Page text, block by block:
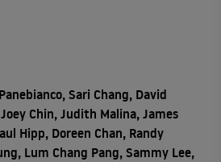
Sari Chang, David
Chin, Judith Malina, James
Hipp, Doreen Chan, Randy
Lum Chang Pang, Sammy Lee,